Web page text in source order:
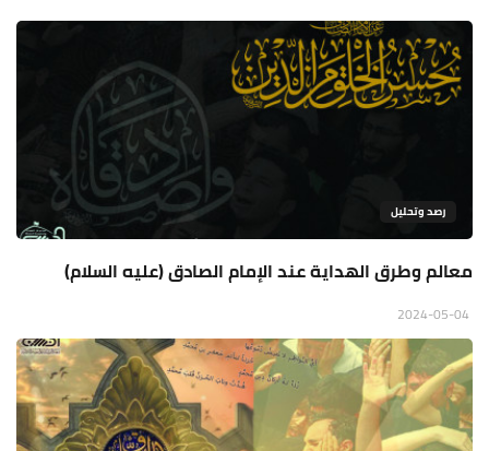
رصد وتحليل
معالم وطرق الهداية عند الإمام الصادق (عليه السلام)